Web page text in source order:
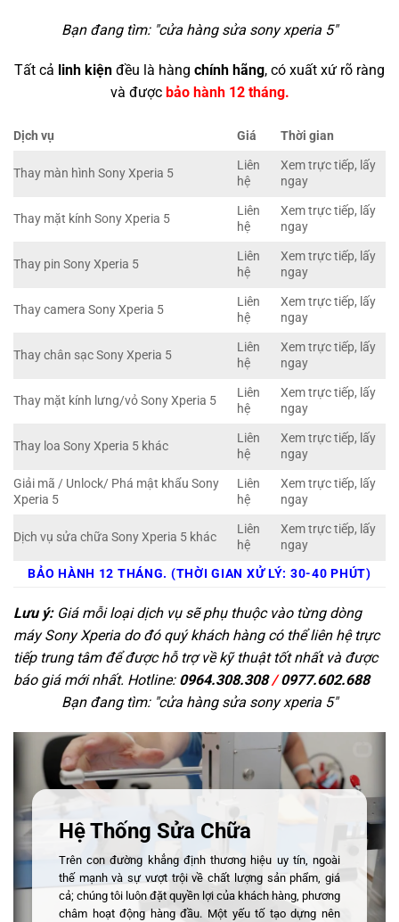
Bạn đang tìm: "cửa hàng sửa sony xperia 5"
Tất cả linh kiện đều là hàng chính hãng, có xuất xứ rõ ràng
và được bảo hành 12 tháng.
Dịch vụ Giá Thời gian
Thay màn hình Sony Xperia 5
Liên
hệ
Xem trực tiếp, lấy
ngay
Thay mặt kính Sony Xperia 5
Liên
hệ
Xem trực tiếp, lấy
ngay
Thay pin Sony Xperia 5
Liên
hệ
Xem trực tiếp, lấy
ngay
Thay camera Sony Xperia 5
Liên
hệ
Xem trực tiếp, lấy
ngay
Thay chân sạc Sony Xperia 5
Liên
hệ
Xem trực tiếp, lấy
ngay
Thay mặt kính lưng/vỏ Sony Xperia 5
Liên
hệ
Xem trực tiếp, lấy
ngay
Thay loa Sony Xperia 5 khác
Liên
hệ
Xem trực tiếp, lấy
ngay
Giải mã / Unlock/ Phá mật khẩu Sony
Xperia 5
Liên
hệ
Xem trực tiếp, lấy
ngay
Dịch vụ sửa chữa Sony Xperia 5 khác
Liên
hệ
Xem trực tiếp, lấy
ngay
BẢO HÀNH 12 THÁNG. (THỜI GIAN XỬ LÝ: 30-40 PHÚT)
Lưu ý:Giá mỗi loại dịch vụ sẽ phụ thuộc vào từng dòng
máy Sony Xperia do đó quý khách hàng có thể liên hệ trực
tiếp trung tâm để được hỗ trợ về kỹ thuật tốt nhất và được
báo giá mới nhất. Hotline: 0964.308.308/0977.602.688
Bạn đang tìm: "cửa hàng sửa sony xperia 5"
Hệ Thống Sửa Chữa
Trên con đường khẳng định thương hiệu uy tín, ngoài
thế mạnh và sự vượt trội về chất lượng sản phẩm, giá
cả; chúng tôi luôn đặt quyền lợi của khách hàng, phương
châm hoạt động hàng đầu. Một yếu tố tạo dựng nên